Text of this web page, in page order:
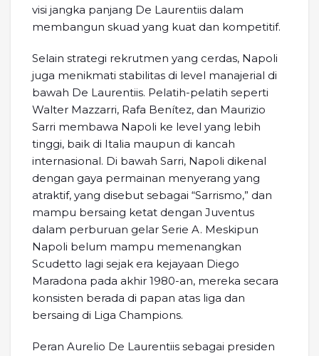
visi jangka panjang De Laurentiis dalam
membangun skuad yang kuat dan kompetitif.
Selain strategi rekrutmen yang cerdas, Napoli
juga menikmati stabilitas di level manajerial di
bawah De Laurentiis. Pelatih-pelatih seperti
Walter Mazzarri, Rafa Benítez, dan Maurizio
Sarri membawa Napoli ke level yang lebih
tinggi, baik di Italia maupun di kancah
internasional. Di bawah Sarri, Napoli dikenal
dengan gaya permainan menyerang yang
atraktif, yang disebut sebagai “Sarrismo,” dan
mampu bersaing ketat dengan Juventus
dalam perburuan gelar Serie A. Meskipun
Napoli belum mampu memenangkan
Scudetto lagi sejak era kejayaan Diego
Maradona pada akhir 1980-an, mereka secara
konsisten berada di papan atas liga dan
bersaing di Liga Champions.
Peran Aurelio De Laurentiis sebagai presiden